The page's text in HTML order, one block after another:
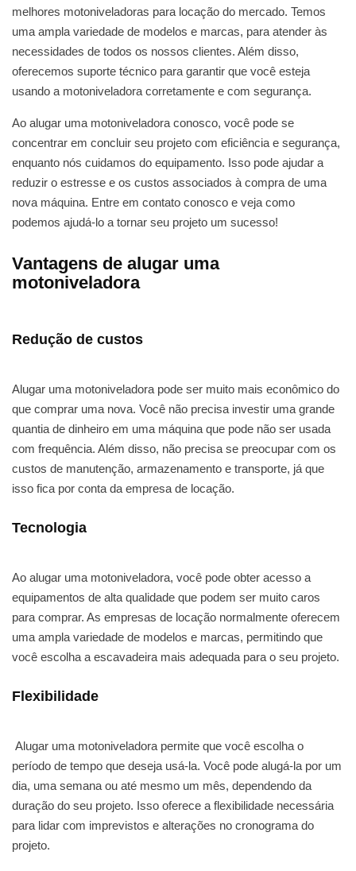
melhores motoniveladoras para locação do mercado. Temos
uma ampla variedade de modelos e marcas, para atender às
necessidades de todos os nossos clientes. Além disso,
oferecemos suporte técnico para garantir que você esteja
usando a motoniveladora corretamente e com segurança.
Ao alugar uma motoniveladora conosco, você pode se
concentrar em concluir seu projeto com eficiência e segurança,
enquanto nós cuidamos do equipamento. Isso pode ajudar a
reduzir o estresse e os custos associados à compra de uma
nova máquina. Entre em contato conosco e veja como
podemos ajudá-lo a tornar seu projeto um sucesso!
Vantagens de alugar uma
motoniveladora
Redução de custos
Alugar uma motoniveladora pode ser muito mais econômico do
que comprar uma nova. Você não precisa investir uma grande
quantia de dinheiro em uma máquina que pode não ser usada
com frequência. Além disso, não precisa se preocupar com os
custos de manutenção, armazenamento e transporte, já que
isso fica por conta da empresa de locação.
Tecnologia
Ao alugar uma motoniveladora, você pode obter acesso a
equipamentos de alta qualidade que podem ser muito caros
para comprar. As empresas de locação normalmente oferecem
uma ampla variedade de modelos e marcas, permitindo que
você escolha a escavadeira mais adequada para o seu projeto.
Flexibilidade
Alugar uma motoniveladora permite que você escolha o
período de tempo que deseja usá-la. Você pode alugá-la por um
dia, uma semana ou até mesmo um mês, dependendo da
duração do seu projeto. Isso oferece a flexibilidade necessária
para lidar com imprevistos e alterações no cronograma do
projeto.